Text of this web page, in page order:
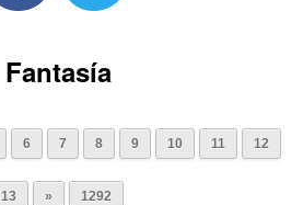
Fantasía
6 7 8 9 10 11 12
13 » 1292